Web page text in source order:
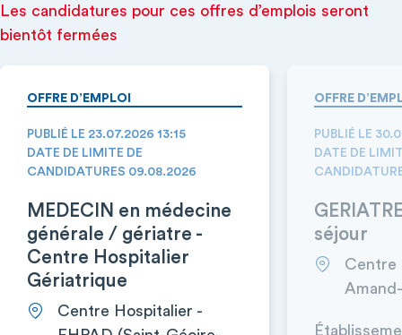
Les candidatures pour ces offres d’emplois seront
bientôt fermées
OFFRE D’EMPLOI
PUBLIÉ LE 23.07.2026 13:15
DATE DE LIMITE DE
CANDIDATURES 09.08.2026
MEDECIN en médecine
générale / gériatre -
Centre Hospitalier
Gériatrique
Centre Hospitalier -
OFFRE
PUBLIÉ LE
DATE DE
séjour
Centre